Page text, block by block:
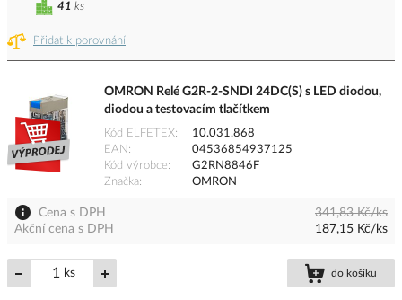
Přidat k porovnání
41 ks
OMRON Relé G2R-2-SNDI 24DC(S) s LED diodou,
diodou a testovacím tlačítkem
Kód ELFETEX
10.031.868
EAN
04536854937125
Kód výrobce
G2RN8846F
Značka
OMRON
Cena s DPH
341,83 Kč/ks
Akční cena s DPH
187,15 Kč/ks
ks do košíku